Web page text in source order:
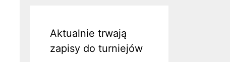
Aktualnie trwają
zapisy do turniejów